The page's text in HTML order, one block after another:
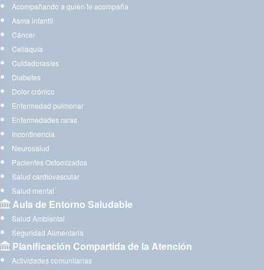
Acompañando a quien te acompaña
Asma infantil
Cáncer
Celiaquía
Cuidadoras/es
Diabetes
Dolor crónico
Enfermedad pulmonar
Enfermedades raras
Incontinencia
Neurosalud
Pacientes Ostomizados
Salud cardiovascular
Salud mental
Aula de Entorno Saludable
Salud Ambiental
Seguridad Alimentaria
Planificación Compartida de la Atención
Actividades comunitarias